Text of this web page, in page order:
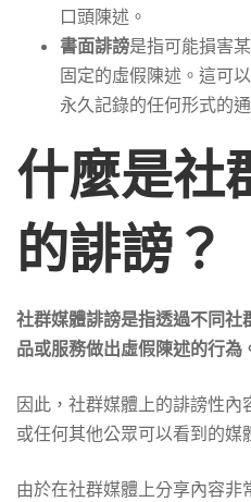
口頭陳述。
書面誹謗是指可能損害
固定的虛假陳述。這可
永久記錄的任何形式的通
什麼是社
的誹謗？
社群媒體誹謗是指透過不同
品或服務做出虛假陳述的行為
因此，社群媒體上的誹謗性內
或任何其他公眾可以看到的媒
由於在社群媒體上分享內容